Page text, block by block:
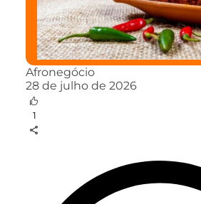
Afronegócio
28 de julho de 2026
1